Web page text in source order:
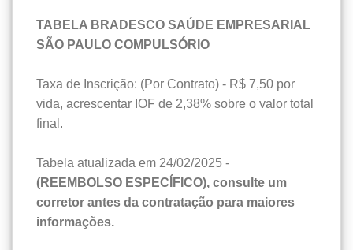
TABELA BRADESCO SAÚDE EMPRESARIAL
SÃO PAULO COMPULSÓRIO
Taxa de Inscrição: (Por Contrato) - R$ 7,50 por
vida, acrescentar IOF de 2,38% sobre o valor total
final.
Tabela atualizada em 24/02/2025 -
(REEMBOLSO ESPECÍFICO), consulte um
corretor antes da contratação para maiores
informações.